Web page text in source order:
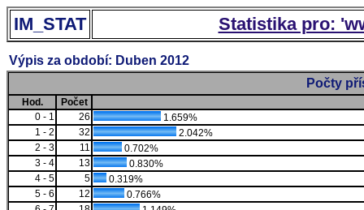
IM_STAT Statistika pro:
Výpis za období: Duben 2012
Počty
Hod.
Počet
0 - 1
26
1.659%
1 - 2
32
2.042%
2 - 3
11
0.702%
3 - 4
13
0.830%
4 - 5
5
0.319%
5 - 6
12
0.766%